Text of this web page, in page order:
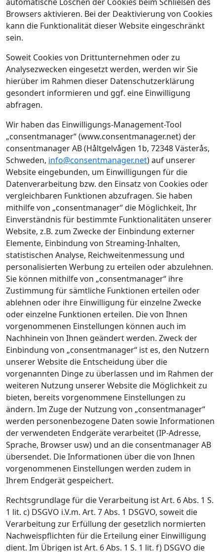
Browsers aktivieren. Bei der Deaktivierung von Cookies
kann die Funktionalität dieser Website eingeschränkt
sein.
Soweit Cookies von Drittunternehmen oder zu
Analysezwecken eingesetzt werden, werden wir Sie
hierüber im Rahmen dieser Datenschutzerklärung
gesondert informieren und ggf. eine Einwilligung
abfragen.
Wir haben das Einwilligungs-Management-Tool
„consentmanager“ (www.consentmanager.net) der
consentmanager AB (Håltgelvågen 1b, 72348 Västerås,
Schweden, info@consentmanager.net) auf unserer
Website eingebunden, um Einwilligungen für die
Datenverarbeitung bzw. den Einsatz von Cookies oder
vergleichbaren Funktionen abzufragen. Sie haben
mithilfe von „consentmanager“ die Möglichkeit, Ihr
Einverständnis für bestimmte Funktionalitäten unserer
Website, z.B. zum Zwecke der Einbindung externer
Elemente, Einbindung von Streaming-Inhalten,
statistischen Analyse, Reichweitenmessung und
personalisierten Werbung zu erteilen oder abzulehnen.
Sie können mithilfe von „consentmanager“ ihre
Zustimmung für sämtliche Funktionen erteilen oder
ablehnen oder ihre Einwilligung für einzelne Zwecke
oder einzelne Funktionen erteilen. Die von Ihnen
vorgenommenen Einstellungen können auch im
Nachhinein von Ihnen geändert werden. Zweck der
Einbindung von „consentmanager“ ist es, den Nutzern
unserer Website die Entscheidung über die
vorgenannten Dinge zu überlassen und im Rahmen der
weiteren Nutzung unserer Website die Möglichkeit zu
bieten, bereits vorgenommene Einstellungen zu
ändern. Im Zuge der Nutzung von „consentmanager“
werden personenbezogene Daten sowie Informationen
der verwendeten Endgeräte verarbeitet (IP-Adresse,
Sprache, Browser usw) und an die consentmanager AB
übersendet. Die Informationen über die von Ihnen
vorgenommenen Einstellungen werden zudem in
Ihrem Endgerät gespeichert.
Rechtsgrundlage für die Verarbeitung ist Art. 6 Abs. 1 S.
1 lit. c) DSGVO i.V.m. Art. 7 Abs. 1 DSGVO, soweit die
Verarbeitung zur Erfüllung der gesetzlich normierten
Nachweispflichten für die Erteilung einer Einwilligung
dient. Im Übrigen ist Art. 6 Abs. 1 S. 1 lit. f) DSGVO die